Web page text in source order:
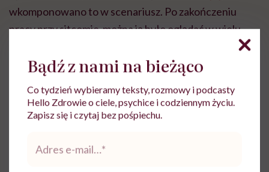
wkomponowano to w scenariusz. Po zakończeniu
pracy przy sitcomie można ją było oglądać w wielu
stacji HBO pt. „The Comeback” i „Cougar Town”. Była
charakterystyczny głos mogą pamiętać fani seriali
animowanych takich jak „The Simpsons”, „American
karierze rywała zwykle role komediowe („
Bądź z nami na bieżąco
Co tydzień wybieramy teksty, rozmowy i podcasty
Hello Zdrowie o ciele, psychice i codziennym życiu.
Zapisz się i czytaj bez pośpiechu.
mail*